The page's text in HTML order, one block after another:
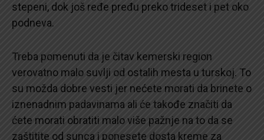
stepeni, dok još ređe pređu preko trideset i pet oko
podneva.
Treba pomenuti da je čitav kemerski region
verovatno malo suvlji od ostalih mesta u turskoj. To
su možda dobre vesti jer nećete morati da brinete o
iznenadnim padavinama ali će takođe značiti da
ćete morati obratiti malo više pažnje na to da se
zaštitite od sunca i ponesete dosta kreme za